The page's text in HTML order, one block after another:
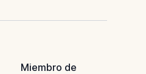
Miembro de